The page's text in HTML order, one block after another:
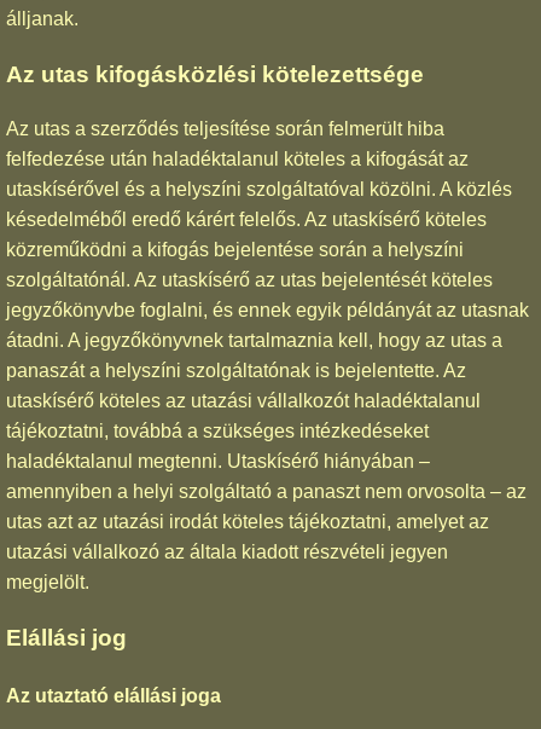
álljanak.
Az utas kifogásközlési kötelezettsége
Az utas a szerződés teljesítése során felmerült hiba
felfedezése után haladéktalanul köteles a kifogását az
utaskísérővel és a helyszíni szolgáltatóval közölni. A közlés
késedelméből eredő kárért felelős. Az utaskísérő köteles
közreműködni a kifogás bejelentése során a helyszíni
szolgáltatónál. Az utaskísérő az utas bejelentését köteles
jegyzőkönyvbe foglalni, és ennek egyik példányát az utasnak
átadni. A jegyzőkönyvnek tartalmaznia kell, hogy az utas a
panaszát a helyszíni szolgáltatónak is bejelentette. Az
utaskísérő köteles az utazási vállalkozót haladéktalanul
tájékoztatni, továbbá a szükséges intézkedéseket
haladéktalanul megtenni. Utaskísérő hiányában –
amennyiben a helyi szolgáltató a panaszt nem orvosolta – az
utas azt az utazási irodát köteles tájékoztatni, amelyet az
utazási vállalkozó az általa kiadott részvételi jegyen
megjelölt.
Elállási jog
Az utaztató elállási joga